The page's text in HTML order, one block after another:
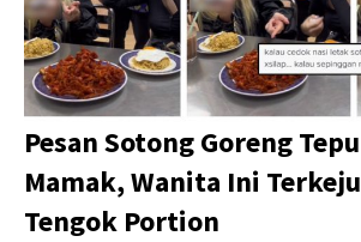
Pesan Sotong Goreng
Mamak, Wanita Ini
Tengok Portion